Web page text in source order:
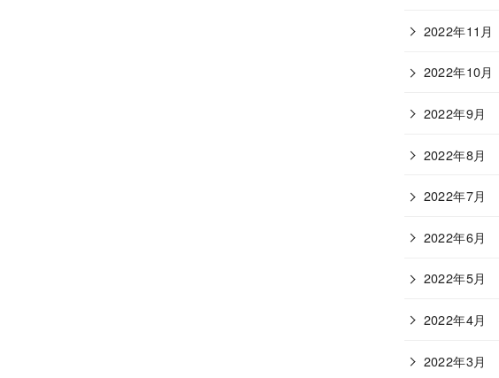
2022年11月
2022年10月
2022年9月
2022年8月
2022年7月
2022年6月
2022年5月
2022年4月
2022年3月